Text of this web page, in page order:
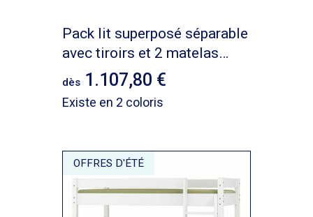
Pack lit superposé séparable
avec tiroirs et 2 matelas
Aaron
dès 1.107,80
Existe en 2 coloris
OFFRES D'ÉTÉ